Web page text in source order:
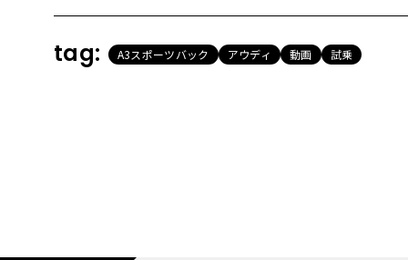
tag: A3スポーツバック アウディ 動画 試乗